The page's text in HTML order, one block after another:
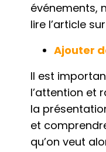
événements,
lire l’article
Ajouter
Il est
l’attention et
la
et
qu’on veut